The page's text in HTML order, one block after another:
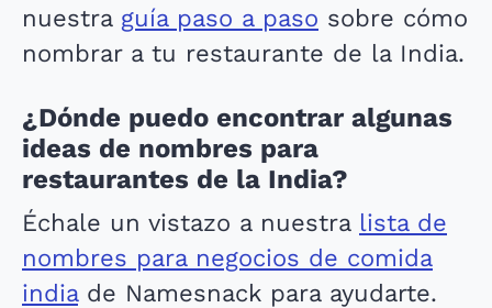
nuestra guía paso a paso sobre cómo
nombrar a tu restaurante de la India.
¿Dónde puedo encontrar algunas
ideas de nombres para
restaurantes de la India?
Échale un vistazo a nuestra lista de
nombres para negocios de comida
indiade Namesnack para ayudarte.